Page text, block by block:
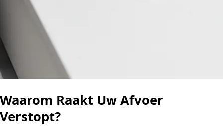
Waarom Raakt Uw Afvoer
Verstopt?